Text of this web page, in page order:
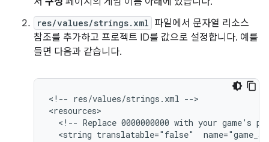
res/values/strings.xml 파일에서 문자열 리소스
참조를 추가하고 프로젝트 ID를 값으로 설정합니다. 예를
들면 다음과 같습니다.
<!-- res/values/strings.xml -->
<!-- Replace 0000000000 with your game’s
<string translatable="false"